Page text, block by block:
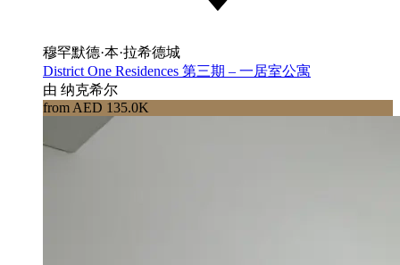
穆罕默德·本·拉希德城
District One Residences 第三期 – 一居室公寓
由 纳克希尔
from AED 135.0K